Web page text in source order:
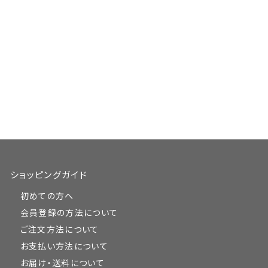
ショッピングガイド
初めての方へ
会員登録の方法について
ご注文方法について
お支払い方法について
お届け・送料について